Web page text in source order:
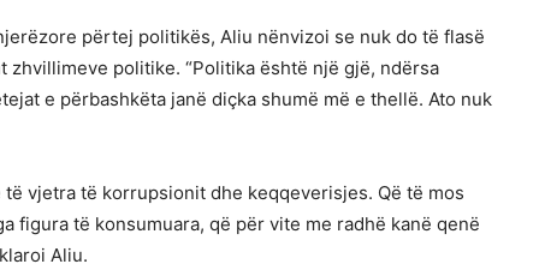
përtej politikës, Aliu nënvizoi se nuk do të flasë
zhvillimeve politike. “Politika është një gjë, ndërsa
e përbashkëta janë diçka shumë më e thellë. Ato nuk
vjetra të korrupsionit dhe keqqeverisjes. Që të mos
figura të konsumuara, që për vite me radhë kanë qenë
Aliu.